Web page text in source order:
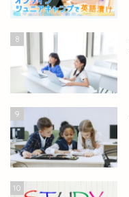
8
9
10